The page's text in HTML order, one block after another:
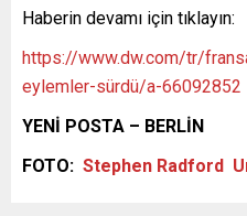
Haberin devamı için tıklayın:
https://www.dw.com/tr/
eylemler-sürdü/a-66092852
YENİ POSTA – BERLİN
FOTO: Stephen Radford